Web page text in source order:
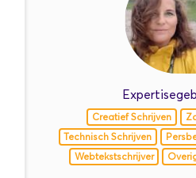
Creatief Schrijven
Technisch Schrijven
Webtekstschrijver